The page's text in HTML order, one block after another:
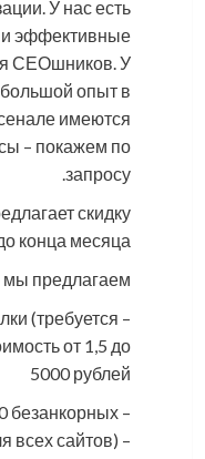
У нас есть
и эффективные
СЕОшников. У
опыт в
имеются
– покажем по
запросу.
скидку
конца месяца.
мы предлагаем:
(требуется
от 1,5 до
5000 рублей
безанкорных
всех сайтов) –